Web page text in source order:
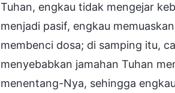
Tuhan, engkau tidak mengejar
menjadi pasif, engkau
membenci dosa; di samping itu,
menyebabkan jamahan Tuhan
menentang-Nya, sehingga